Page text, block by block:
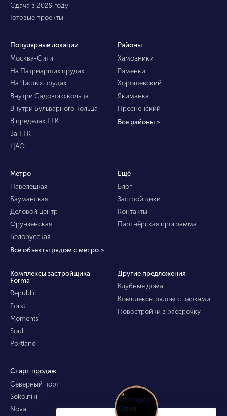
Сдача в 2029 году
Готовые проекты
Популярные локации
Москва-Сити
На Патриарших прудах
На Чистых прудах
Внутри Садового кольца
Внутри Бульварного кольца
В пределах ТТК
За ТТК
ЦАО
Районы
Хамовники
Раменки
Хорошевский
Якиманка
Пресненский
Все районы >
Метро
Павелецкая
Бауманская
Деловой центр
Фрунзенская
Белорусская
Все объекты рядом с метро >
Ещё
Блог
Застройщики
Контакты
Партнёрская программа
Комплексы застройщика
Forma
Republic
Forst
Moments
Soul
Portland
Другие предложения
Клубные дома
Комплексы рядом с парками
Новостройки в рассрочку
Старт продаж
Северный порт
Sokolniki
Nova